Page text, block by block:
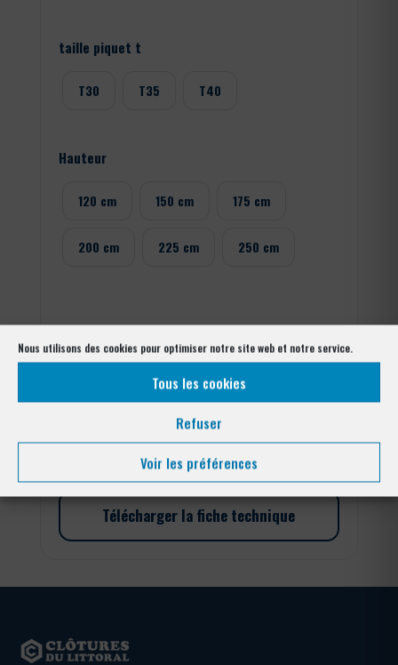
Nous utilisons des cookies pour optimiser notre site web et notre service.
Tous les cookies
Refuser
Voir les préférences
taille piquet t
T30 T35 T40
Hauteur
120 cm 150 cm 175 cm
200 cm 225 cm 250 cm
quantité
de
Ajouter au panier
Télécharger la fiche technique